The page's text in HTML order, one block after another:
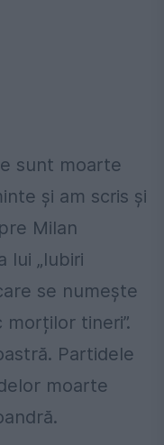
sunt moarte
și am scris și
Milan
lui „Iubiri
se numește
tineri”.
Partidele
moarte